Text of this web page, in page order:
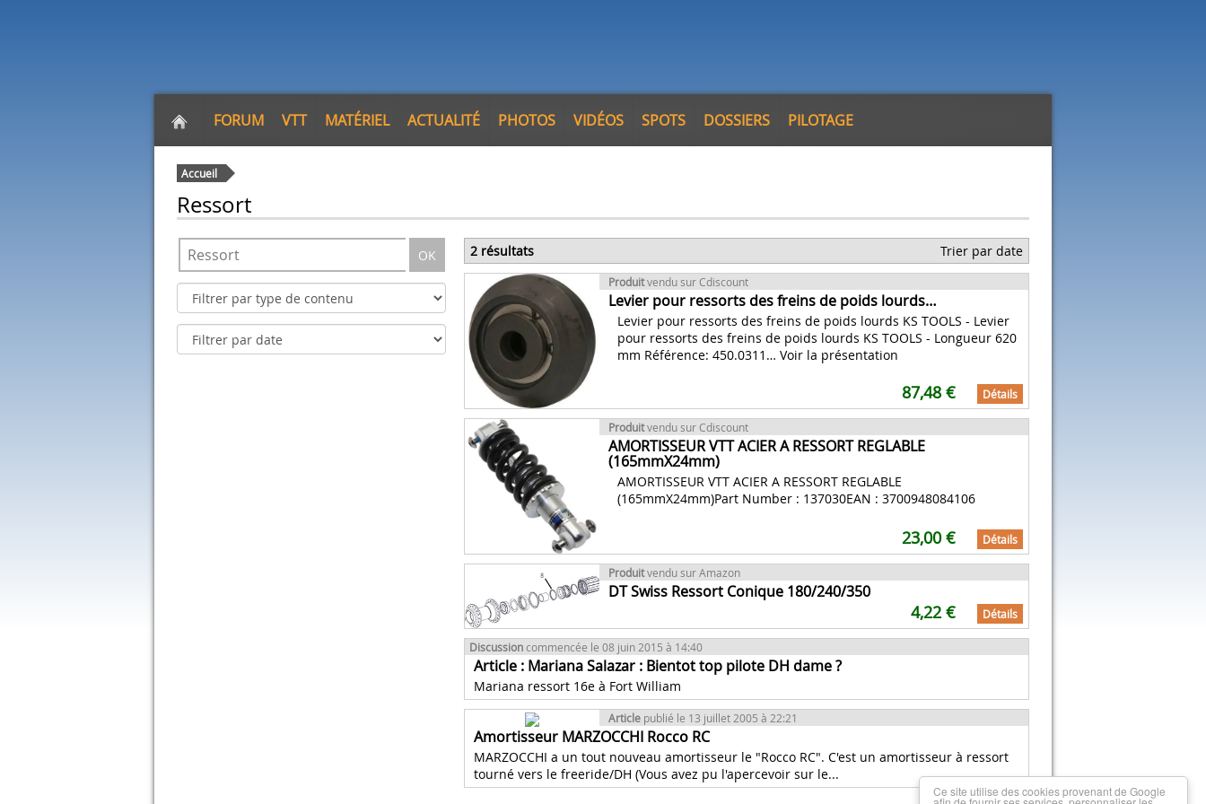
FORUM VTT MATÉRIEL ACTUALITÉ PHOTOS VIDÉOS SPOTS DOSSIERS PILOTAGE
Accueil
Ressort
OK 2 résultats Trier par date
Produitvendu sur Cdiscount
Levier pour ressorts des freins de poids lourds…
Levier pour ressorts des freins de poids lourds KS TOOLS - Levier
pour ressorts des freins de poids lourds KS TOOLS - Longueur 620
mm Référence: 450.0311… Voir la présentation
87,48 € Détails
Produitvendu sur Cdiscount
AMORTISSEUR VTT ACIER A RESSORT REGLABLE
(165mmX24mm)
AMORTISSEUR VTT ACIER A RESSORT REGLABLE
(165mmX24mm)Part Number : 137030EAN : 3700948084106
23,00 € Détails
Produitvendu sur Amazon
DT Swiss Ressort Conique 180/240/350
4,22 € Détails
Discussioncommencée le 08 juin 2015 à 14:40
Article : Mariana Salazar : Bientot top pilote DH dame ?
Mariana ressort 16e à Fort William
Article publié le 13 juillet 2005 à 22:21
Amortisseur MARZOCCHI Rocco RC
MARZOCCHI a un tout nouveau amortisseur le "Rocco RC". C'est un amortisseur à ressort
tourné vers le freeride/DH (Vous avez pu l'apercevoir sur le...
Ce site utilise des cookies provenant de Google